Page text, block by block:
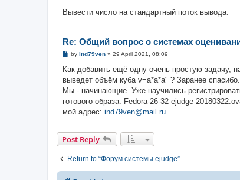
Вывести число на стандартный поток вывода.
Re: Общий вопрос о системах
P
s
by ind79ven » 29 April 2021, 08:09
Как добавить ещё одну очень простую задачу,
выведет объём куба v=a*a*a" ? Заранее
Мы - начинающие. Уже научились
готового образа: Fedora-26-32-ejudge-
мой адрес: ind79ven@mail.ru
Post Reply
Return to “Форум системы ejudge”